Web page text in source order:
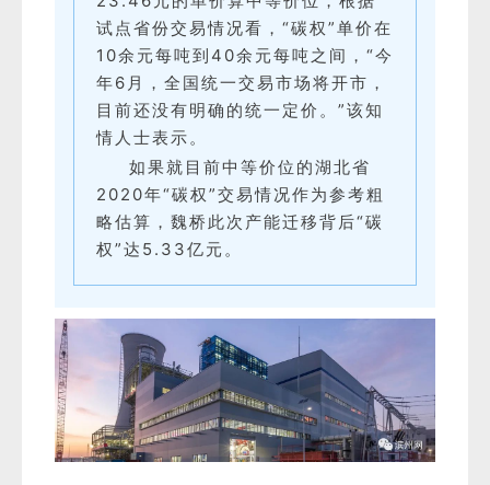
试点省份交易情况看，“碳权”单价在
10余元每吨到40余元每吨之间，“今
年6月，全国统一交易市场将开市，
目前还没有明确的统一定价。”该知
情人士表示。
如果就目前中等价位的湖北省
2020年“碳权”交易情况作为参考粗
略估算，魏桥此次产能迁移背后“碳
权”达5.33亿元。